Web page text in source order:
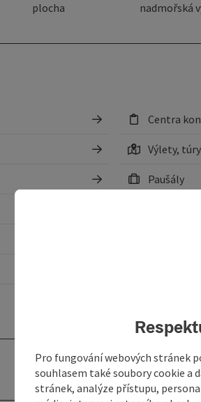
plocha nadmořská
Centra
Výlety, túry
Paušály
Pro fungování webových stránek
souhlasem také soubory cookie a
stránek, analýze přístupu,